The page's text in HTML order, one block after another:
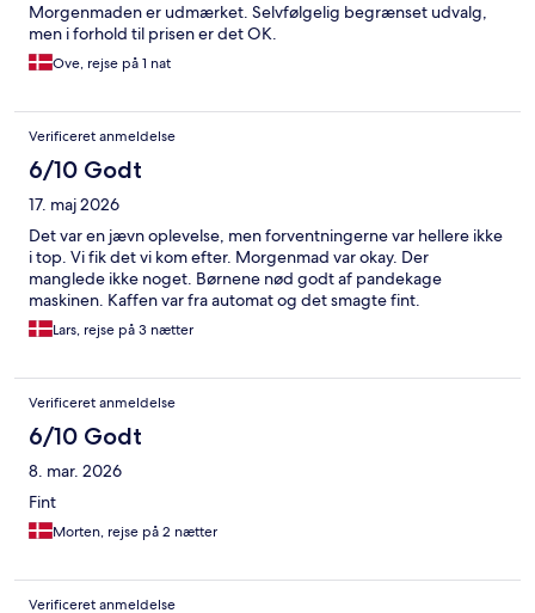
Morgenmaden er udmærket. Selvfølgelig begrænset udvalg,
men i forhold til prisen er det OK.
Ove, rejse på 1 nat
Verificeret anmeldelse
6/10 Godt
17. maj 2026
Det var en jævn oplevelse, men forventningerne var hellere ikke
i top. Vi fik det vi kom efter. Morgenmad var okay. Der
manglede ikke noget. Børnene nød godt af pandekage
maskinen. Kaffen var fra automat og det smagte fint.
Lars, rejse på 3 nætter
Verificeret anmeldelse
6/10 Godt
8. mar. 2026
Fint
Morten, rejse på 2 nætter
Verificeret anmeldelse